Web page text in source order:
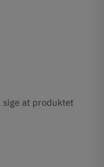
at produktet